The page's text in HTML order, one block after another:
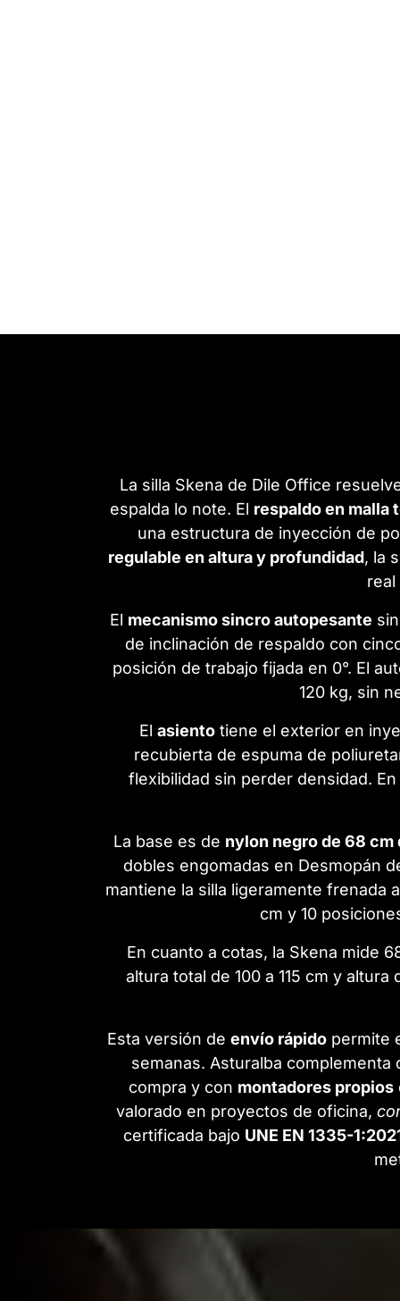
La silla Skena de Dile Office
espalda lo note. El respaldo en malla
una estructura de inyección de
regulable en altura y profundidad, la
El mecanismo sincro autopesante
de inclinación de respaldo con
posición de trabajo fijada en 0°. El
120 kg, sin
El asiento tiene el exterior en
recubierta de espuma de
flexibilidad sin perder densidad.
La base es de nylon negro de 68 cm
dobles engomadas en Desmopán
mantiene la silla ligeramente frenada
cm y 10
En cuanto a cotas, la Skena mide
altura total de 100 a 115 cm y
Esta versión de envío rápido permite
semanas. Asturalba
compra y con montadores propios
valorado en proyectos de oficina,
certificada bajo UNE EN 1335-